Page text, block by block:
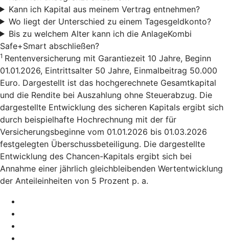
Kann ich Kapital aus meinem Vertrag entnehmen?
Wo liegt der Unterschied zu einem Tagesgeldkonto?
Bis zu welchem Alter kann ich die AnlageKombi
Safe+Smart abschließen?
1 Rentenversicherung mit Garantiezeit 10 Jahre, Beginn
01.01.2026, Eintrittsalter 50 Jahre, Einmalbeitrag 50.000
Euro. Dargestellt ist das hochgerechnete Gesamtkapital
und die Rendite bei Auszahlung ohne Steuerabzug. Die
dargestellte Entwicklung des sicheren Kapitals ergibt sich
durch beispielhafte Hochrechnung mit der für
Versicherungsbeginne vom 01.01.2026 bis 01.03.2026
festgelegten Überschussbeteiligung. Die dargestellte
Entwicklung des Chancen-Kapitals ergibt sich bei
Annahme einer jährlich gleichbleibenden Wertentwicklung
der Anteileinheiten von 5 Prozent p. a.